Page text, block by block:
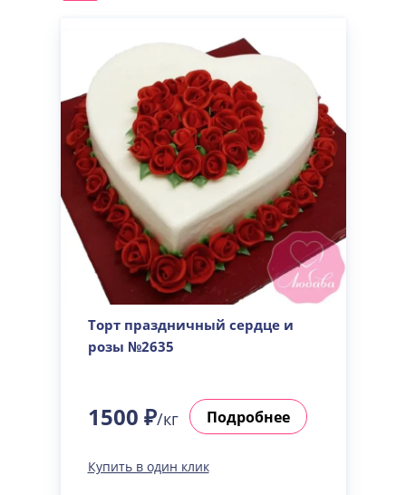
Торт праздничный сердце и
розы №2635
1500 ₽/кг Подробнее
Купить в один клик